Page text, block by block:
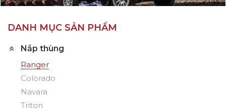
DANH MỤC SẢN PHẨM
Nắp thùng
Ranger
Colorado
Navara
Triton